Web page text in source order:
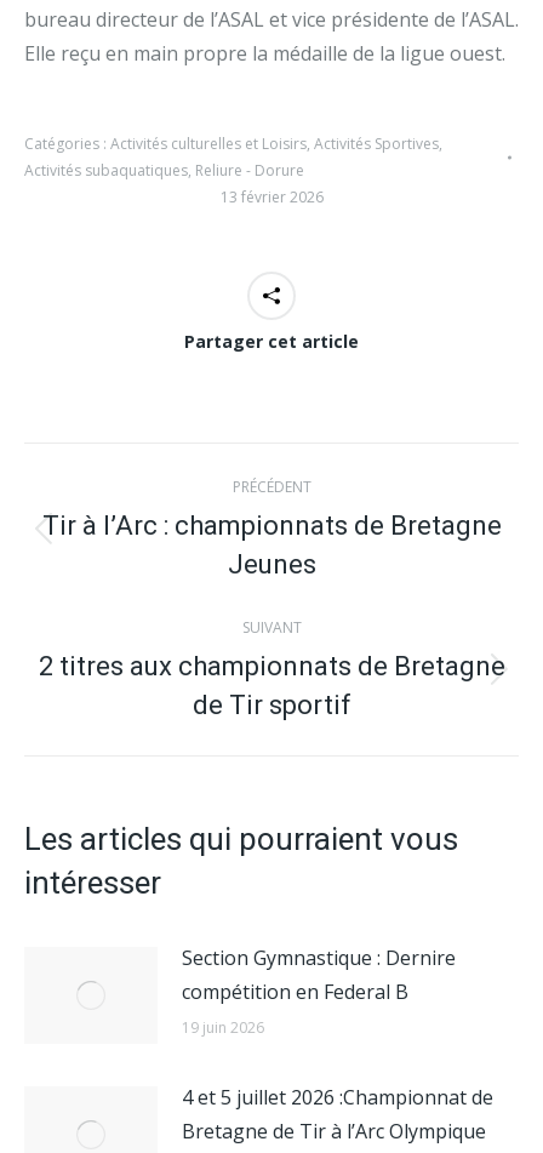
bureau directeur de l’ASAL et vice présidente de l’ASAL.
Elle reçu en main propre la médaille de la ligue ouest.
Catégories : Activités culturelles et Loisirs, Activités Sportives,
Activités subaquatiques, Reliure - Dorure
13 février 2026
Partager cet article
Navigation
article
PRÉCÉDENT
précédent
Tir à l’Arc : championnats de Bretagne
Jeunes
SUIVANT
suivant
2 titres aux championnats de Bretagne
de Tir sportif
Les articles qui pourraient vous
intéresser
Section Gymnastique : Dernire
compétition en Federal B
19 juin 2026
4 et 5 juillet 2026 :Championnat de
Bretagne de Tir à l’Arc Olympique